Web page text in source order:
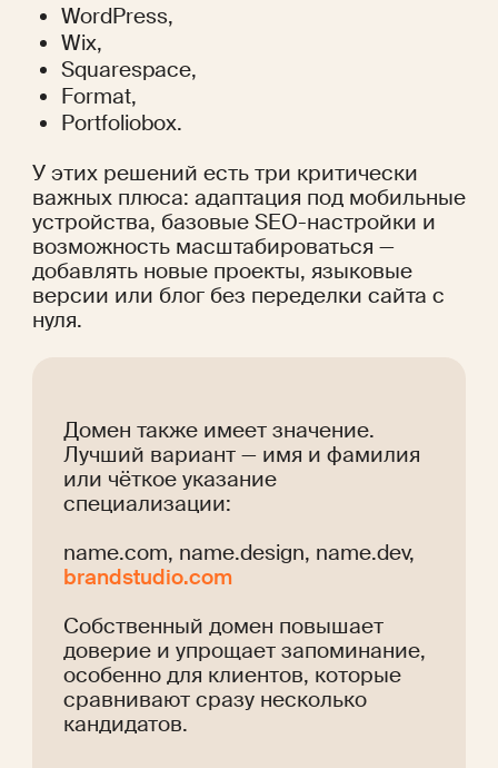
WordPress,
Wix,
Squarespace,
Format,
Portfoliobox.
У этих решений есть три критически
важных плюса: адаптация под мобильные
устройства, базовые SEO-настройки и
возможность масштабироваться —
добавлять новые проекты, языковые
версии или блог без переделки сайта с
нуля.
Домен также имеет значение.
Лучший вариант — имя и фамилия
или чёткое указание
специализации:
brandstudio.com
Собственный домен повышает
доверие и упрощает запоминание,
особенно для клиентов, которые
сравнивают сразу несколько
кандидатов.